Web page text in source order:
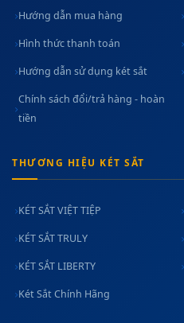
Hướng dẫn mua hàng
Hình thức thanh toán
Hướng dẫn sử dụng két sắt
Chính sách đổi/trả hàng - hoàn
tiền
THƯƠNG HIỆU KÉT SẮT
KÉT SẮT VIỆT TIỆP
KÉT SẮT TRULY
KÉT SẮT LIBERTY
Két Sắt Chính Hãng